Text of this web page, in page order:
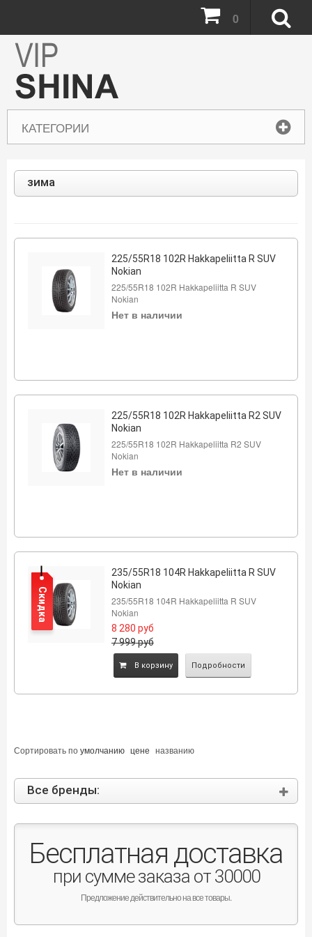
КАТЕГОРИИ
0
зима
225/55R18 102R Hakkapeliitta R SUV
Nokian
225/55R18 102R Hakkapeliitta R SUV
Nokian
Нет в наличии
225/55R18 102R Hakkapeliitta R2 SUV
Nokian
225/55R18 102R Hakkapeliitta R2 SUV
Nokian
Нет в наличии
235/55R18 104R Hakkapeliitta R SUV
Nokian
235/55R18 104R Hakkapeliitta R SUV
Nokian
8 280 руб
7 999руб
B корзину Подробности
Скидка
Сортировать поумолчанию цене названию
Все бренды:
Бесплатная доставка
при сумме заказа от 30000
Предложение действительно на все товары.